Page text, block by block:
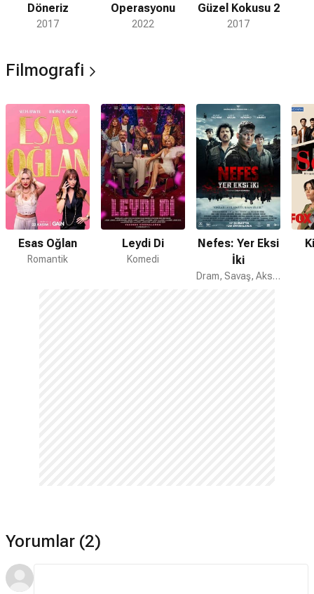
Döneriz
2017
Operasyonu
2022
Güzel Kokusu 2
2017
Filmografi
Esas Oğlan
Romantik
Leydi Di
Komedi
Nefes: Yer Eksi
İki
Dram, Savaş, Aksiyon
Yorumlar (2)